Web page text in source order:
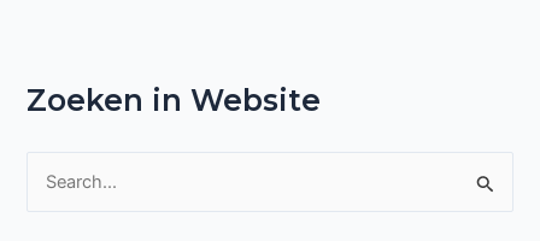
Zoeken in Website